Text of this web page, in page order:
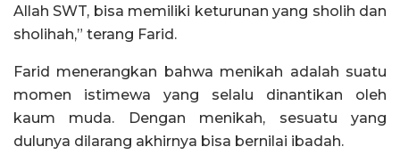
Allah SWT, bisa memiliki keturunan yang sholih dan
sholihah,” terang Farid.
Farid menerangkan bahwa menikah adalah suatu
momen istimewa yang selalu dinantikan oleh
kaum muda. Dengan menikah, sesuatu yang
dulunya dilarang akhirnya bisa bernilai ibadah.